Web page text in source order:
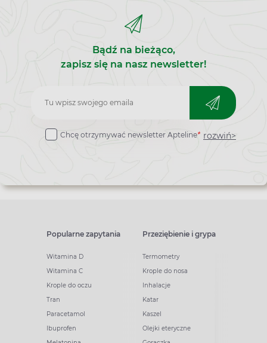
Bądź na bieżąco,
zapisz się na nasz newsletter!
Zapisz
do
Chcę otrzymywać newsletter Apteline* rozwiń>
Popularne zapytania
Witamina D
Witamina C
Krople do oczu
Tran
Paracetamol
Ibuprofen
Przeziębienie i grypa
Termometry
Krople do nosa
Inhalacje
Katar
Kaszel
Olejki eteryczne